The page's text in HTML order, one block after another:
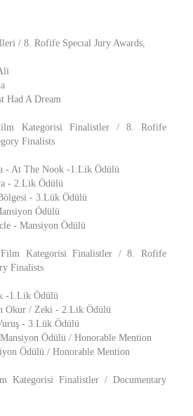
/ 8. Rofife Specıal Jury Awards,
Had A Dream
Kategorisi Finalistler / 8. Rofife
Finalists
- At The Nook -1.Lik Ödülü
- 2.Lik Ödülü
- 3.Lük Ödülü
Ödülü
- Mansiyon Ödülü
Kategorisi Finalistler / 8. Rofife
Finalists
-1.Lik Ödülü
Okur / Zeki - 2.Lik Ödülü
- 3.Lük Ödülü
Ödülü / Honorable Mention
Ödülü / Honorable Mention
Kategorisi Finalistler / Documentary